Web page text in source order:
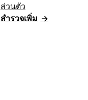
ส่วนตัว
สำรวจเพิ่ม →